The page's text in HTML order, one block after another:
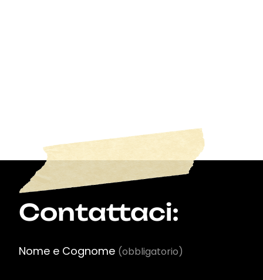
Contattaci:
Nome e Cognome (obbligatorio)